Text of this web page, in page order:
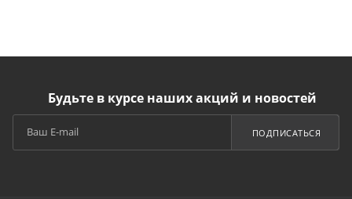
Будьте в курсе наших акций и новостей
ПОДПИСАТЬСЯ